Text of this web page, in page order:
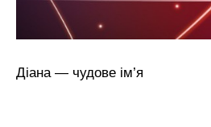
Діана — чудове ім’я